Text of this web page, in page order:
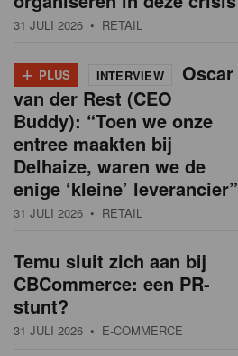
31 JULI 2026 • RETAIL
+ PLUS INTERVIEW
Oscar
van der Rest (CEO
Buddy): “Toen we onze
entree maakten bij
Delhaize, waren we de
enige ‘kleine’ leverancier”
31 JULI 2026 • RETAIL
Temu sluit zich aan bij
CBCommerce: een PR-
stunt?
31 JULI 2026 • E-COMMERCE